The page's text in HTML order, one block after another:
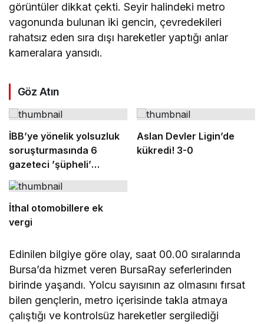
görüntüler dikkat çekti. Seyir halindeki metro
vagonunda bulunan iki gencin, çevredekileri
rahatsız eden sıra dışı hareketler yaptığı anlar
kameralara yansıdı.
Göz Atın
İBB’ye yönelik yolsuzluk
soruşturmasında 6
gazeteci ’şüpheli’
sıfatıyla ifade verecek
Aslan Devler Ligin’de
kükredi! 3-0
İthal otomobillere ek
vergi
Edinilen bilgiye göre olay, saat 00.00 sıralarında
Bursa’da hizmet veren BursaRay seferlerinden
birinde yaşandı. Yolcu sayısının az olmasını fırsat
bilen gençlerin, metro içerisinde takla atmaya
çalıştığı ve kontrolsüz hareketler sergilediği